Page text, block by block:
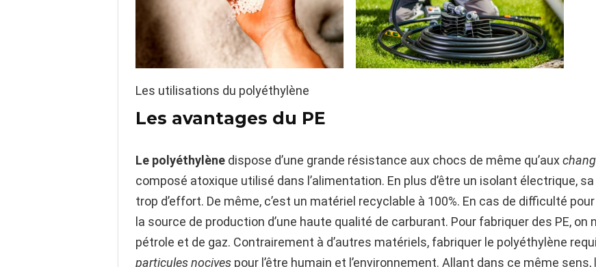
Les utilisations du polyéthylène
Les avantages du PE
Le polyéthylène dispose d’une grande résistance aux chocs de même qu’aux
composé atoxique utilisé dans l’alimentation. En plus d’être un isolant électrique,
trop d’effort. De même, c’est un matériel recyclable à 100%. En cas de difficulté
la source de production d’une haute qualité de carburant. Pour fabriquer des PE, on
pétrole et de gaz. Contrairement à d’autres matériels, fabriquer le polyéthylène
particules nocives pour l’être humain et l’environnement. Allant dans ce même